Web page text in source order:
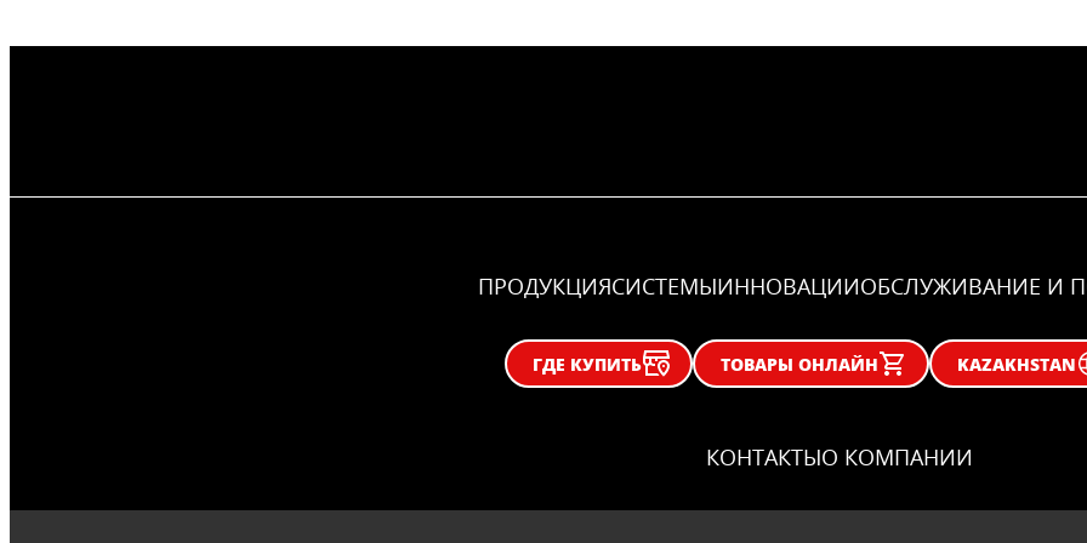
ПРОДУКЦИЯCИСТЕМЫИННОВАЦИИОБСЛУЖИВАНИЕ И
ГДЕ КУПИТЬ ТОВАРЫ ОНЛАЙН KAZAKHSTAN
КОНТАКТЫО КОМПАНИИ